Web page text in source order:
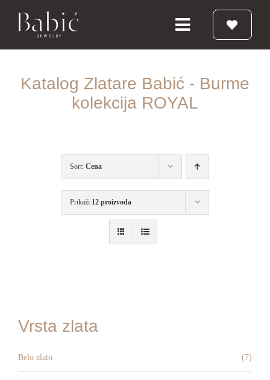
Toggle
Navigation
Burme
Vereničko prstenje
Katalog Zlatare Babić - Burme
kolekcija ROYAL
Sort: Cena
Prikaži 12 proizvoda
Vrsta zlata
Belo zlato (7)